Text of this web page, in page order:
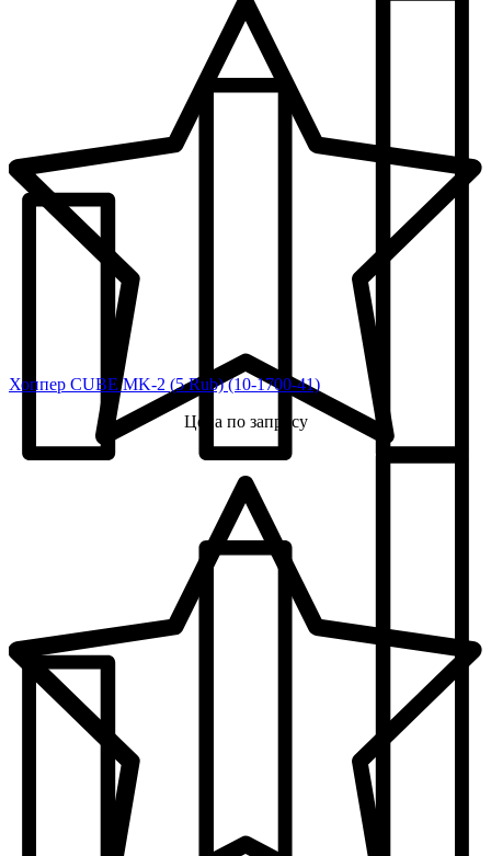
Хоппер CUBE MK-2 (5 Rub) (10-1700-41)
Цена по запросу